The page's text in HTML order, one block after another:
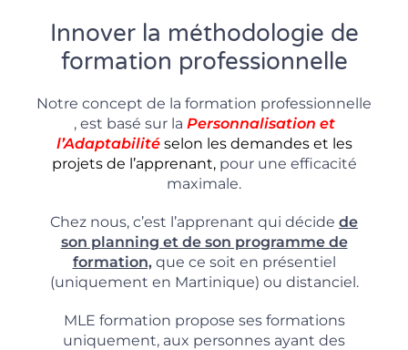
Innover la méthodologie de
formation professionnelle
Notre concept de la formation professionnelle
, est basé sur la Personnalisation et
l’Adaptabilité selon les demandes et les
projets de l’apprenant,pour une efficacité
maximale.
Chez nous, c’est l’apprenant qui décide de
son planning et de son programme de
formation,que ce soit en présentiel
(uniquement en Martinique) ou distanciel.
MLE formation propose ses formations
uniquement, aux personnes ayant des